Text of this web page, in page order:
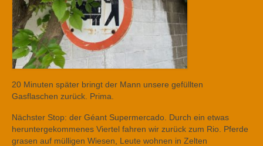
20 Minuten später bringt der Mann unsere gefüllten
Gasflaschen zurück. Prima.
Nächster Stop: der Géant Supermercado. Durch ein etwas
heruntergekommenes Viertel fahren wir zurück zum Rio. Pferde
grasen auf mülligen Wiesen, Leute wohnen in Zelten